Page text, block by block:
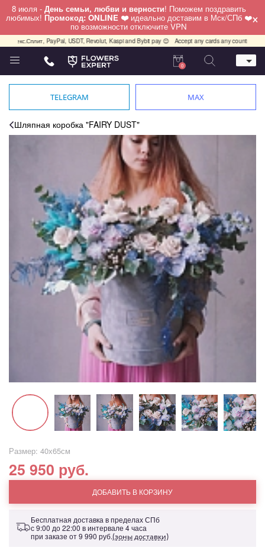
8 июля - День семьи, любви и верности! Поможем поздравить
любимых! Промокод: ONLINE ❤️ идеально доставим в Мск/СПб ❤️
по возможности отключите VPN ×
PayPal, USDT, Revolut, Kaspi and Bybit pay 😊 Accept any cards any country, PayPal,
Телефон
+7 (812) 425 36 05
Санкт-Петербург,
Лизы Чайкиной 25
работаем круглосуточно
0
TELEGRAM MAX
Шляпная коробка "FAIRY DUST"
Размер: 40х65см
25 950 руб.
ДОБАВИТЬ В КОРЗИНУ
Бесплатная доставка в пределах СПб
с 9:00 до 22:00 в интервале 4 часа
при заказе от9 990 руб.(зоны доставки)